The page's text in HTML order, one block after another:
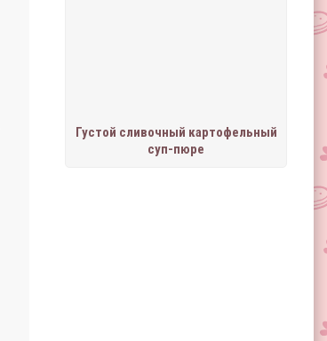
Густой сливочный картофельный
суп-пюре